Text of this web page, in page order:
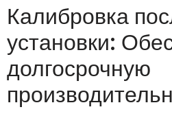
Калибровка
установки:
долгосрочную